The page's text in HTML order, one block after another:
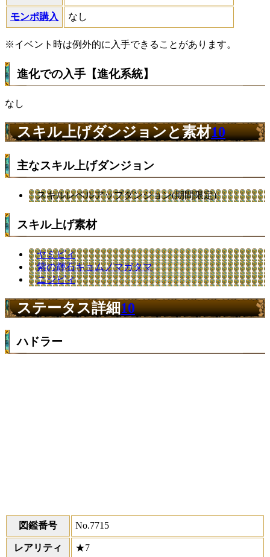
モンポ購入 なし
※イベント時は例外的に入手できることがあります。
進化での入手【進化系統】
なし
スキル上げダンジョンと素材10
主なスキル上げダンジョン
スキルレベルアップダンジョン(期間限定)
スキル上げ素材
ヤミピィ
紫の輝石キョムノマガタマ
ニジピィ
ステータス詳細10
ハドラー
図鑑番号 No.7715
レアリティ ★7